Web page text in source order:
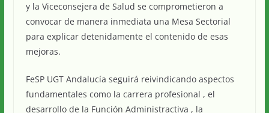
y la Viceconsejera de Salud se comprometieron a
convocar de manera inmediata una Mesa Sectorial
para explicar detenidamente el contenido de esas
mejoras.
FeSP UGT Andalucía seguirá reivindicando aspectos
fundamentales como la carrera profesional , el
desarrollo de la Función Administractiva , la